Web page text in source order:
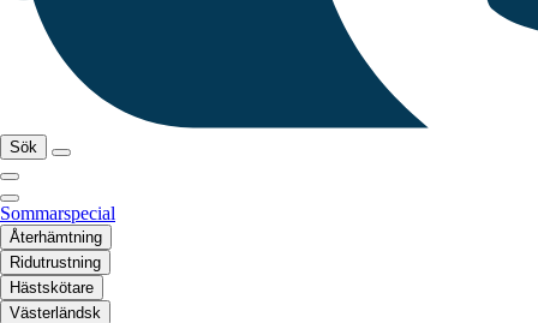
Sök
Sommarspecial
Återhämtning
Ridutrustning
Hästskötare
Västerländsk